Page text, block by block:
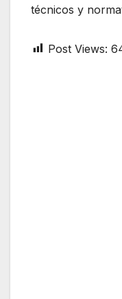
técnicos y
Post Views: